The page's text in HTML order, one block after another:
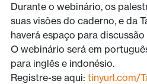
Durante o webinário, os
suas visões do caderno, e da
haverá espaço para
O webinário será em
para inglês e indonésio.
Registre-se aqui: tinyurl.com/